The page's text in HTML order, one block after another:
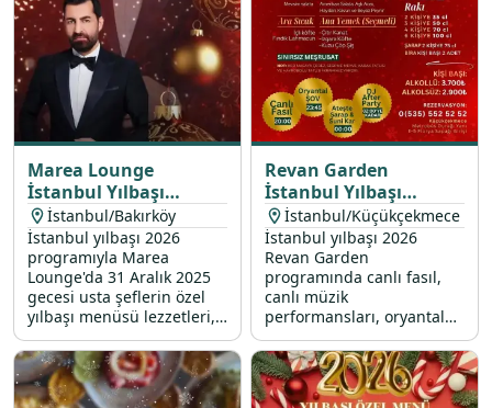
Marea Lounge
İstanbul Yılbaşı
Programı 2026
İstanbul/Bakırköy
İstanbul yılbaşı 2026
programıyla Marea
Lounge'da 31 Aralık 2025
gecesi usta şeflerin özel
yılbaşı menüsü lezzetleri,
Bilal Yıldırım canlı
performans, oryantal show
ve DJ performans sizleri
bekliyor.
Revan Garden
İstanbul Yılbaşı
Programı 2026
İstanbul/Küçükçekmece
İstanbul yılbaşı 2026
Revan Garden
programında canlı fasıl,
canlı müzik
performansları, oryantal
show ve DJ partisi ile dolu
dolu bir 31 Aralık 2025
yılbaşı gecesi sizleri
bekliyor.